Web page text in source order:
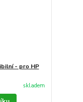
- pro HP
skladem